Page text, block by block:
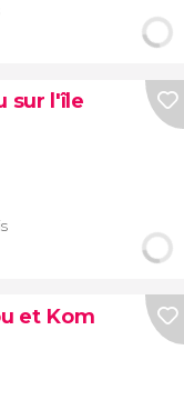
sur l'île
et Kom